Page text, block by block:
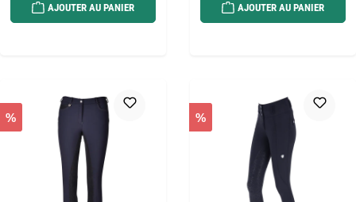
AJOUTER AU PANIER AJOUTER AU PANIER
% %